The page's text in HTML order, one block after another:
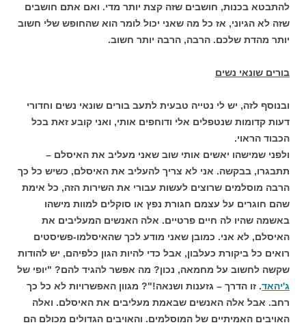
להתבטא בכנות, חושבים שזה קצת יותר מדי. ואם אתם חושבים
שזה לא הגיוני, אז כל מה שאני יכול לומר הוא שהחופש שלי חשוב
יותר מהדת שלכם. הרבה, הרבה יותר חשוב.
בורים שונאי נשים
ובנוסף לזה, יש לי נטייה טבעית לתעב בורים שונאי נשים וחדורי
דעות קדומות שנטפלים אלי ודוחפים אותי, ואני קובע זאת בכל
הכבוד הראוי.
ולפני שמישהו יאשים אותי שוב שאני מעליב את האיסלם –
תתבגרו, בבקשה. אני לא צריך להעליב את האיסלם, כשיש כל כך
הרבה מוסלמים שרוצים לעשות עבורי את השירות הזה, כל אימת
שהם חוגרים על עצמם חגורת נפץ או סוקלים למוות מישהו
באשמה שהיו לה חיים פרטיים. אלה האנשים המעליבים את
האיסלם, לא אני. כמובן שאני מודע לכך שהאיסלמו-פשיסטים
רואים כל ביקורת כעלבון, אבל כדי להיות הגון כלפיהם, יש להודות
שקשה לחשוב על מחמאה, נכון? מה אפשר להגיד להם? "יופי של
ג'יהאד. זו הדרך – גזענות ושנאה!"? מגוון האפשרויות לא כל כך
רחב. אבל אלה האנשים שבאמת מעליבים את האיסלם. ואלה
האויבים האמיתיים של המוסלמים. והאויבים הגדולים מכולם הם